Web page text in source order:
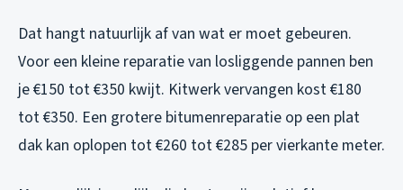
Dat hangt natuurlijk af van wat er moet gebeuren.
Voor een kleine reparatie van losliggende pannen ben
je €150 tot €350 kwijt. Kitwerk vervangen kost €180
tot €350. Een grotere bitumenreparatie op een plat
dak kan oplopen tot €260 tot €285 per vierkante meter.